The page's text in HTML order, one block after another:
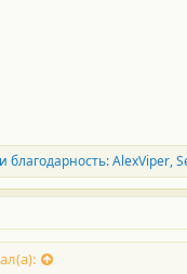
благодарность:AlexViper,